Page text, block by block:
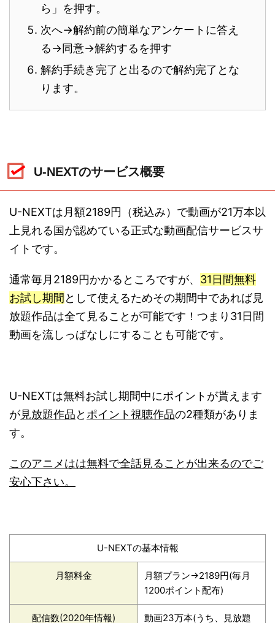
ら」を押す。
次へ→解約前の簡単なアンケートに答え
る→同意→解約するを押す
解約手続き完了と出るので解約完了とな
ります。
U-NEXTのサービス概要
U-NEXTは月額2189円（税込み）で動画が21万本以
上見れる国が認めている正式な動画配信サービスサ
イトです。
通常毎月2189円かかるところですが、 31日間無料
お試し期間 として使えるためその期間中であれば見
放題作品は全て見ることが可能です！つまり31日間
動画を流しっぱなしにすることも可能です。
U-NEXTは無料お試し期間中にポイントが貰えます
が見放題作品と ポイント視聴作品の2種類がありま
す。
このアニメはは無料で全話見ることが出来るのでご
安心下さい。
U-NEXTの基本情報
月額料金
月額プラン→2189円(毎月
1200ポイント配布)
配信数(2020年情報) 動画23万本(うち、見放題